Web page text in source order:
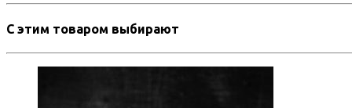
С этим товаром выбирают